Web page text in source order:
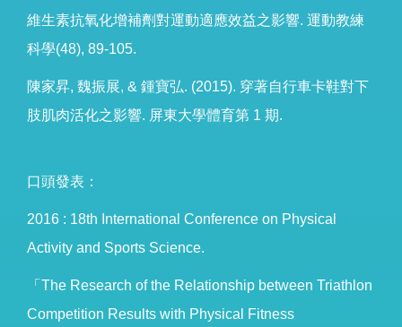
維生素抗氧化增補劑對運動適應效益之影響. 運動教練
科學(48), 89-105.
陳家昇, 魏振展, & 鍾寶弘. (2015). 穿著自行車卡鞋對下
肢肌肉活化之影響. 屏東大學體育第 1 期.
口頭發表：
2016 : 18th International Conference on Physical
Activity and Sports Science.
「The Research of the Relationship between Triathlon
Competition Results with Physical Fitness